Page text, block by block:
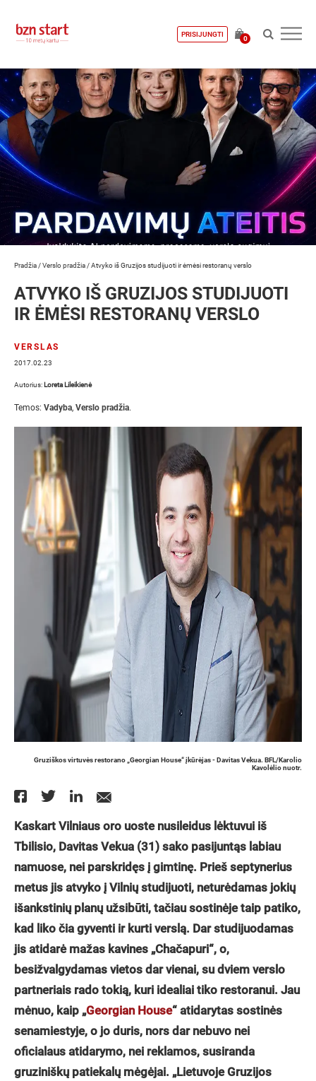
PRISIJUNGTI
0
Pradžia /Verslo pradžia /Atvyko iš Gruzijos studijuoti ir ėmėsi restoranų verslo
ATVYKO IŠ GRUZIJOS STUDIJUOTI
IR ĖMĖSI RESTORANŲ VERSLO
VERSLAS
2017.02.23
Autorius: Loreta Lileikienė
Temos: Vadyba, Verslo pradžia.
Gruziškos virtuvės restorano „Georgian House“ įkūrėjas - Davitas Vekua. BFL/Karolio
Kavolėlio nuotr.
Kaskart Vilniaus oro uoste nusileidus lėktuvui iš
Tbilisio, Davitas Vekua (31) sako pasijuntąs labiau
namuose, nei parskridęs į gimtinę. Prieš septynerius
metus jis atvyko į Vilnių studijuoti, neturėdamas jokių
išankstinių planų užsibūti, tačiau sostinėje taip patiko,
kad liko čia gyventi ir kurti verslą. Dar studijuodamas
jis atidarė mažas kavines „Chačapuri“, o,
besižvalgydamas vietos dar vienai, su dviem verslo
partneriais rado tokią, kuri idealiai tiko restoranui. Jau
mėnuo, kaip „Georgian House“ atidarytas sostinės
senamiestyje, o jo duris, nors dar nebuvo nei
oficialaus atidarymo, nei reklamos, susiranda
gruziniškų patiekalų mėgėjai. „Lietuvoje Gruzijos